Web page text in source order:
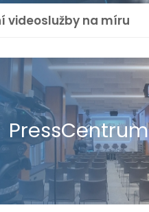
videoslužby na míru
Press​Centrum